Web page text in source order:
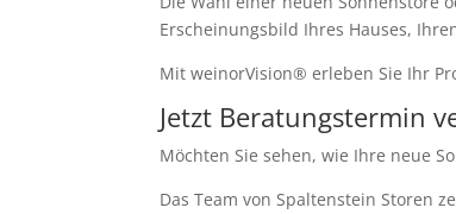
Erscheinungsbild Ihres Hauses,
Mit weinorVision® erleben Sie Ihr
Jetzt Beratungstermin
Möchten Sie sehen, wie Ihre neue
Das Team von Spaltenstein Storen